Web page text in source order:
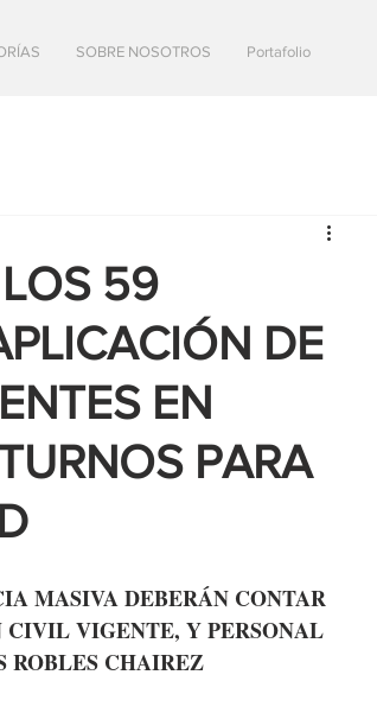
SOBRE NOSOTROS Portafolio
59
DE
EN
PARA
MASIVA DEBERÁN CONTAR
CIVIL VIGENTE, Y PERSONAL
ROBLES CHAIREZ